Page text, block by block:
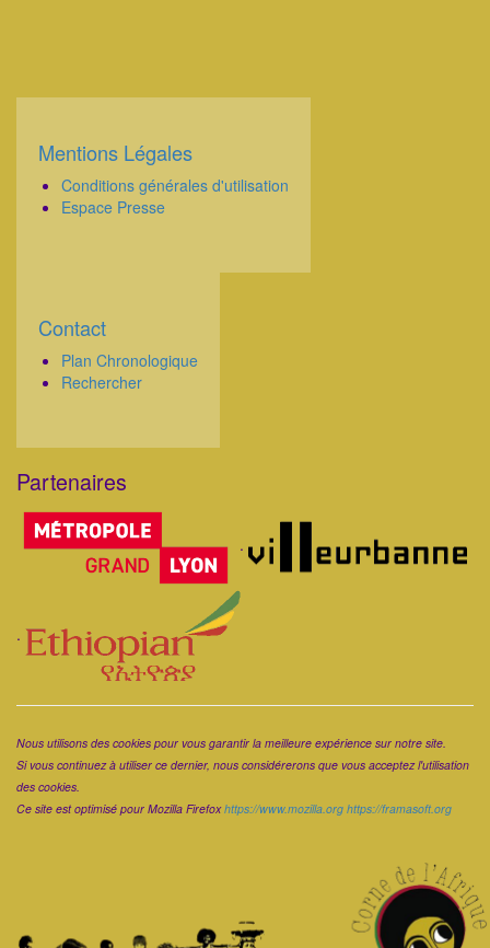
Corps
Mentions Légales
Conditions générales d'utilisation
Espace Presse
Corps
Contact
Plan Chronologique
Rechercher
Partenaires
Corps
.
.
Nous utilisons des cookies pour vous garantir la meilleure expérience sur notre site.
Si vous continuez à utiliser ce dernier, nous considérerons que vous acceptez l'utilisation
des cookies.
Ce site est optimisé pour Mozilla Firefoxhttps://www.mozilla.org https://framasoft.org